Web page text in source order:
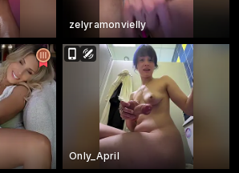
zelyramonvielly
Only_April